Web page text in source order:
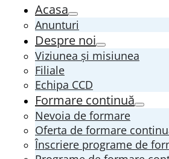
Acasa
Anunturi
Despre noi
Viziunea și misiunea
Filiale
Echipa CCD
Formare continuă
Nevoia de formare
Oferta de formare
Înscriere programe de